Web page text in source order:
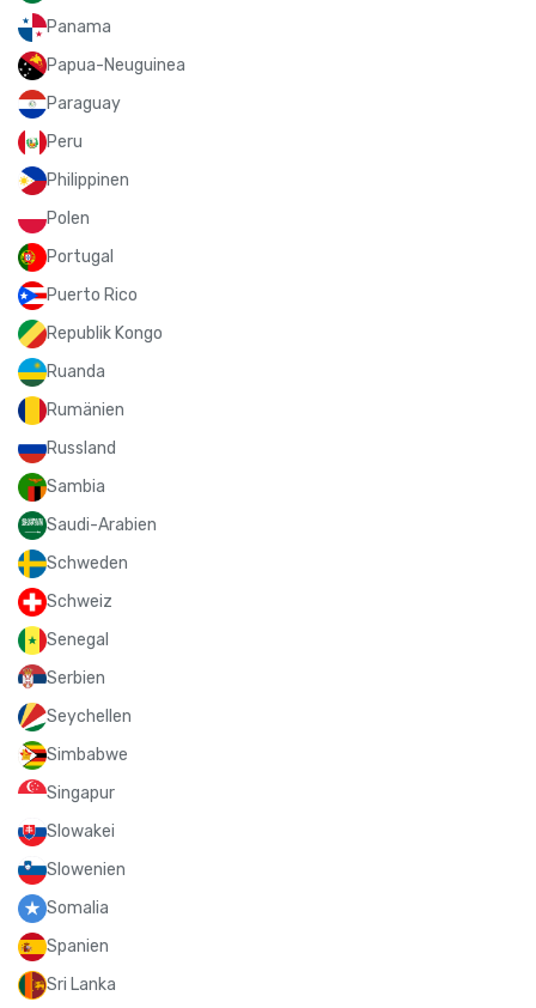
Panama
Papua-Neuguinea
Paraguay
Peru
Philippinen
Polen
Portugal
Puerto Rico
Republik Kongo
Ruanda
Rumänien
Russland
Sambia
Saudi-Arabien
Schweden
Schweiz
Senegal
Serbien
Seychellen
Simbabwe
Singapur
Slowakei
Slowenien
Somalia
Spanien
Sri Lanka